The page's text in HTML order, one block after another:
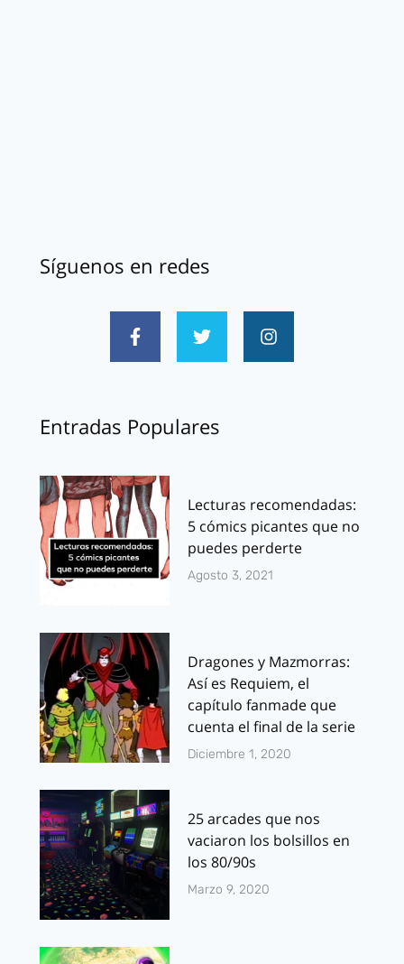
Síguenos en redes
Entradas Populares
Lecturas recomendadas:
5 cómics picantes que no
puedes perderte
Agosto 3, 2021
Dragones y Mazmorras:
Así es Requiem, el
capítulo fanmade que
cuenta el final de la serie
Diciembre 1, 2020
25 arcades que nos
vaciaron los bolsillos en
los 80/90s
Marzo 9, 2020